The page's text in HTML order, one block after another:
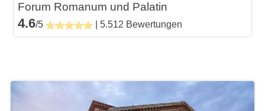
Forum Romanum und Palatin
4.6/5 | 5.512 Bewertungen